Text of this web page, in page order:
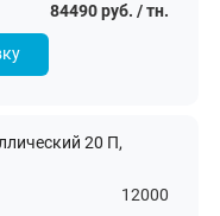
84490 руб. / тн.
20 П,
12000